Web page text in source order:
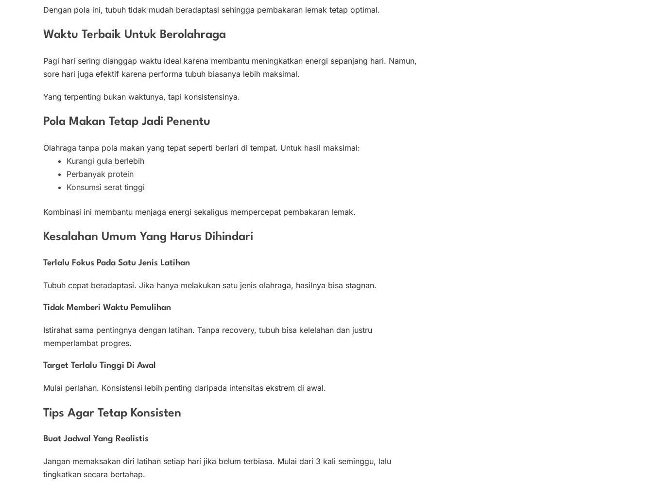
Dengan pola ini, tubuh tidak mudah beradaptasi sehingga pembakaran lemak tetap optimal.
Waktu Terbaik Untuk Berolahraga
Pagi hari sering dianggap waktu ideal karena membantu meningkatkan energi sepanjang hari. Namun,
sore hari juga efektif karena performa tubuh biasanya lebih maksimal.
Yang terpenting bukan waktunya, tapi konsistensinya.
Pola Makan Tetap Jadi Penentu
Olahraga tanpa pola makan yang tepat seperti berlari di tempat. Untuk hasil maksimal:
Kurangi gula berlebih
Perbanyak protein
Konsumsi serat tinggi
Kombinasi ini membantu menjaga energi sekaligus mempercepat pembakaran lemak.
Kesalahan Umum Yang Harus Dihindari
Terlalu Fokus Pada Satu Jenis Latihan
Tubuh cepat beradaptasi. Jika hanya melakukan satu jenis olahraga, hasilnya bisa stagnan.
Tidak Memberi Waktu Pemulihan
Istirahat sama pentingnya dengan latihan. Tanpa recovery, tubuh bisa kelelahan dan justru
memperlambat progres.
Target Terlalu Tinggi Di Awal
Mulai perlahan. Konsistensi lebih penting daripada intensitas ekstrem di awal.
Tips Agar Tetap Konsisten
Buat Jadwal Yang Realistis
Jangan memaksakan diri latihan setiap hari jika belum terbiasa. Mulai dari 3 kali seminggu, lalu
tingkatkan secara bertahap.